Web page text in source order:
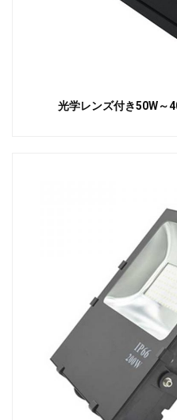
光学レンズ付き50W～